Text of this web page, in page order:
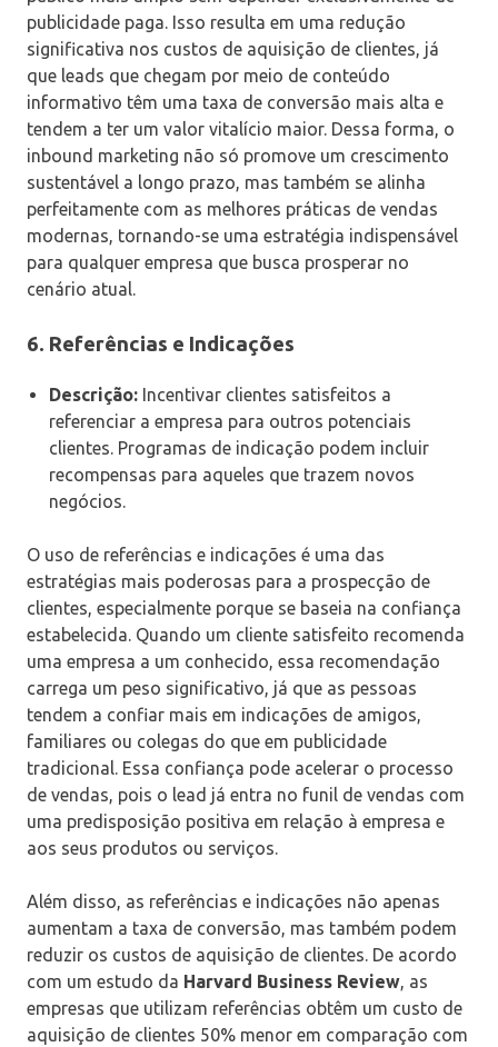
publicidade paga. Isso resulta em uma redução
significativa nos custos de aquisição de clientes, já
que leads que chegam por meio de conteúdo
informativo têm uma taxa de conversão mais alta e
tendem a ter um valor vitalício maior. Dessa forma, o
inbound marketing não só promove um crescimento
sustentável a longo prazo, mas também se alinha
perfeitamente com as melhores práticas de vendas
modernas, tornando-se uma estratégia indispensável
para qualquer empresa que busca prosperar no
cenário atual.
6. Referências e Indicações
Descrição: Incentivar clientes satisfeitos a
referenciar a empresa para outros potenciais
clientes. Programas de indicação podem incluir
recompensas para aqueles que trazem novos
negócios.
O uso de referências e indicações é uma das
estratégias mais poderosas para a prospecção de
clientes, especialmente porque se baseia na confiança
estabelecida. Quando um cliente satisfeito recomenda
uma empresa a um conhecido, essa recomendação
carrega um peso significativo, já que as pessoas
tendem a confiar mais em indicações de amigos,
familiares ou colegas do que em publicidade
tradicional. Essa confiança pode acelerar o processo
de vendas, pois o lead já entra no funil de vendas com
uma predisposição positiva em relação à empresa e
aos seus produtos ou serviços.
Além disso, as referências e indicações não apenas
aumentam a taxa de conversão, mas também podem
reduzir os custos de aquisição de clientes. De acordo
com um estudo da Harvard Business Review, as
empresas que utilizam referências obtêm um custo de
aquisição de clientes 50% menor em comparação com